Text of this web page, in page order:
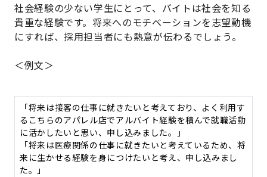
社会経験の少ない学生にとって、バイトは社会を知る
貴重な経験です。将来へのモチベーションを志望動機
にすれば、採用担当者にも熱意が伝わるでしょう。
＜例文＞
「将来は接客の仕事に就きたいと考えており、よく利用す
るこちらのアパレル店でアルバイト経験を積んで就職活動
に活かしたいと思い、申し込みました。」
「将来は医療関係の仕事に就きたいと考えているため、将
来に生かせる経験を身につけたいと考え、申し込みまし
た。」